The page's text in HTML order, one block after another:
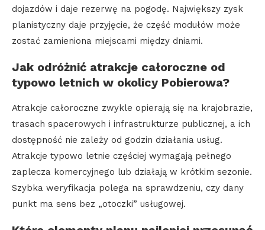
dojazdów i daje rezerwę na pogodę. Największy zysk
planistyczny daje przyjęcie, że część modułów może
zostać zamieniona miejscami między dniami.
Jak odróżnić atrakcje całoroczne od
typowo letnich w okolicy Pobierowa?
Atrakcje całoroczne zwykle opierają się na krajobrazie,
trasach spacerowych i infrastrukturze publicznej, a ich
dostępność nie zależy od godzin działania usług.
Atrakcje typowo letnie częściej wymagają pełnego
zaplecza komercyjnego lub działają w krótkim sezonie.
Szybka weryfikacja polega na sprawdzeniu, czy dany
punkt ma sens bez „otoczki” usługowej.